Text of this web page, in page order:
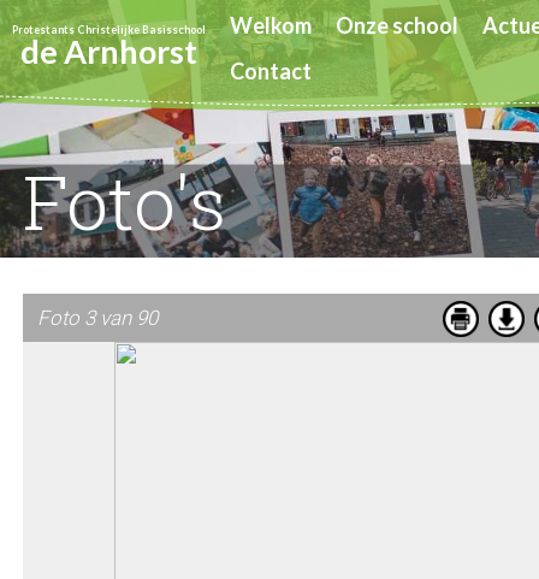
Foto's
Protestants Christelijke Basisschool
de Arnhorst
Welkom Onze school
Contact
Foto 3 van 90